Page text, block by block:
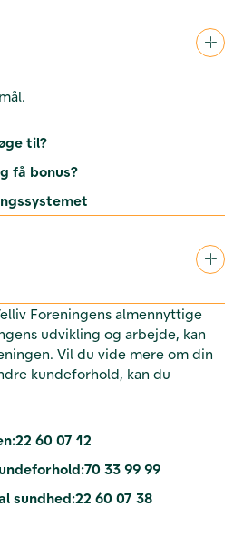
til?
få bonus?
Foreningens almennyttige
udvikling og arbejde, kan
Vil du vide mere om din
kundeforhold, kan du
22 60 07 12
70 33 99 99
sundhed:22 60 07 38